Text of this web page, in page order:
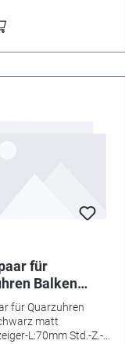
für
Balken
matt
L:70mm
Ø:3,4 Min.-Z.-
für Quarzuhren
matt
L:70mm Std.-Z.-